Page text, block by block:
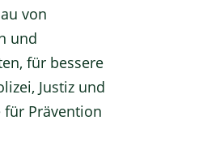
von
und
für bessere
Justiz und
Prävention